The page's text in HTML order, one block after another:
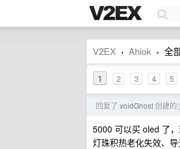
V2EX › Ahiok › 全
1 2 3 4 5
回复了 voidGhost创建的
5000 可以买 oled 了
灯珠积热老化失效、